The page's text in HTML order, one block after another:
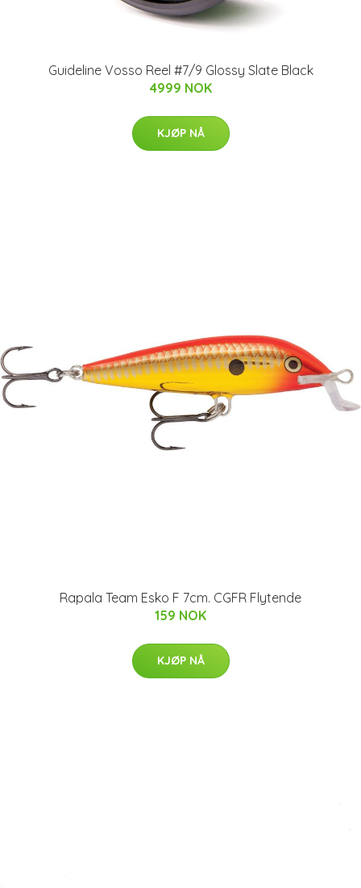
Guideline Vosso Reel #7/9 Glossy Slate Black
4999 NOK
KJØP NÅ
Rapala Team Esko F 7cm. CGFR Flytende
159 NOK
KJØP NÅ